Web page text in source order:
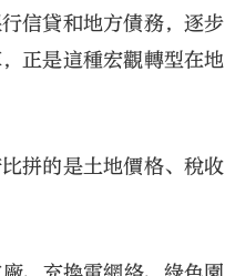
信貸和地方債務，逐步
正是這種宏觀轉型在地
拼的是土地價格、稅收